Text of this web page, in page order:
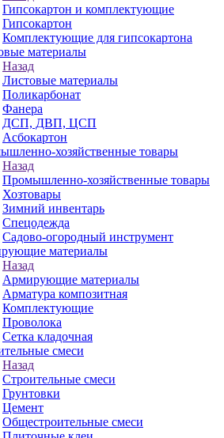
Гипсокартон и комплектующие
Гипсокартон
Комплектующие для гипсокартона
материалы
Назад
Листовые материалы
Поликарбонат
Фанера
ДСП, ДВП, ЦСП
Асбокартон
хозяйственные товары
Назад
Промышленно-хозяйственные товары
Хозтовары
Зимний инвентарь
Спецодежда
Садово-огородный инструмент
материалы
Назад
Армирующие материалы
Арматура композитная
Комплектующие
Проволока
Сетка кладочная
смеси
Назад
Строительные смеси
Грунтовки
Цемент
Общестроительные смеси